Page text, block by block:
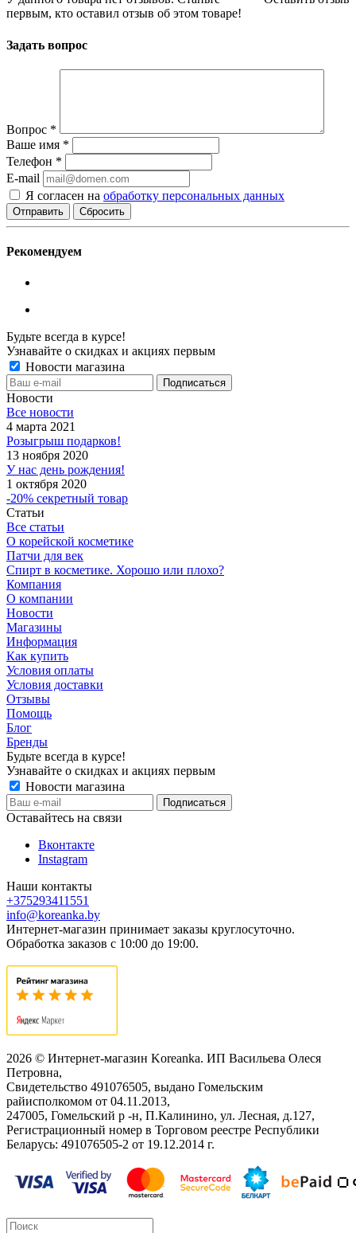
первым, кто оставил отзыв об этом товаре!
Задать вопрос
Вопрос *
Ваше имя *
Телефон *
E-mail
Я согласен на обработку персональных данных
Сбросить
Рекомендуем
Будьте всегда в курсе!
Узнавайте о скидках и акциях первым
Новости магазина
Новости
Все новости
4 марта 2021
Розыгрыш подарков!
13 ноября 2020
У нас день рождения!
1 октября 2020
-20% секретный товар
Статьи
Все статьи
О корейской косметике
Патчи для век
Спирт в косметике. Хорошо или плохо?
Компания
О компании
Новости
Магазины
Информация
Как купить
Условия оплаты
Условия доставки
Отзывы
Помощь
Блог
Бренды
Будьте всегда в курсе!
Узнавайте о скидках и акциях первым
Новости магазина
Оставайтесь на связи
Вконтакте
Instagram
Наши контакты
+375293411551
info@koreanka.by
Интернет-магазин принимает заказы круглосуточно.
Обработка заказов с 10:00 до 19:00.
2026 © Интернет-магазин Koreanka. ИП Васильева Олеся
Петровна,
Свидетельство ‎491076505, выдано Гомельским
райисполкомом от 04.11.2013,
247005, Гомельский р -н, П.Калинино, ул. Лесная, д.127,
Регистрационный номер в Торговом реестре Республики
Беларусь: ‎491076505-2 от 19.12.2014 г.